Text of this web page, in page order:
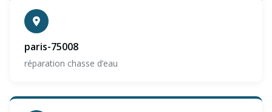
paris-75008
réparation chasse d’eau